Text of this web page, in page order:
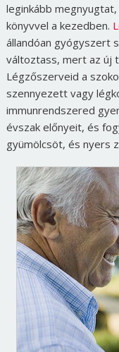
leginkább
könyvvel a kezedben.
állandóan gyógyszert
változtass, mert az új
Légzőszerveid a
szennyezett vagy
immunrendszered
évszak előnyeit, és
gyümölcsöt, és nyers